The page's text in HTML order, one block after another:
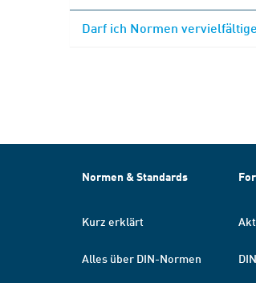
Darf ich Normen
Normen & Standards
Kurz erklärt
Alles über DIN-Normen